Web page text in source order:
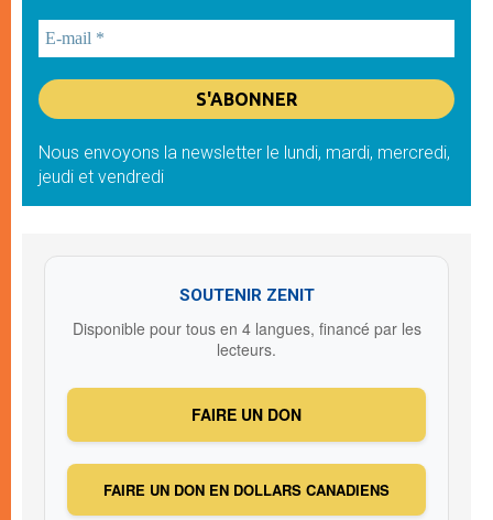
Nous envoyons la newsletter le lundi, mardi, mercredi,
jeudi et vendredi
SOUTENIR ZENIT
Disponible pour tous en 4 langues, financé par les
lecteurs.
FAIRE UN DON
FAIRE UN DON EN DOLLARS CANADIENS